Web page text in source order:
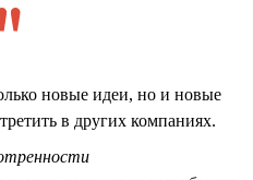
новые идеи, но и новые
в других компаниях.